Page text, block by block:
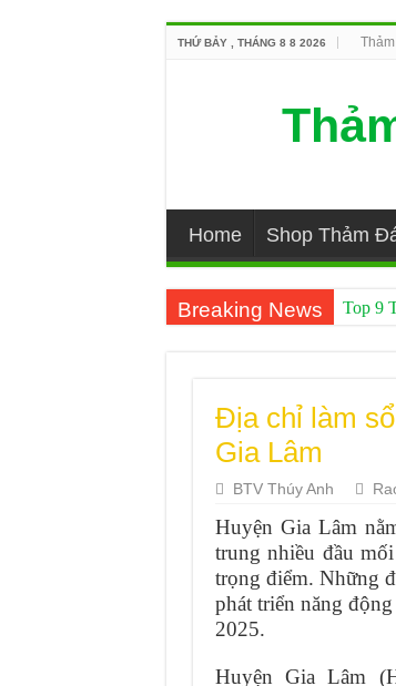
THỨ BẢY , THÁNG 8 8 2026
Home Shop Thảm
Breaking News
Top 9
Các
Sản
Cung
Ở đâu
5
Địa chỉ làm
Gia Lâm
BTV Thúy Anh
Huyện Gia Lâm
trung nhiều đầu
trọng điểm. Những
phát triển năng
2025.
Huyện Gia Lâm